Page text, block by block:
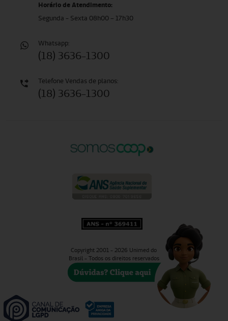
Horário de Atendimento:
Segunda - Sexta 08h00 – 17h30
Whatsapp:
(18) 3636-1300
Telefone Vendas de planos:
(18) 3636-1300
Copyright 2001 - 2026 Unimed do
Brasil - Todos os direitos reservados